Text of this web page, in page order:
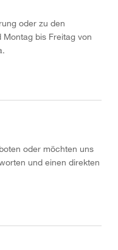
oder zu den
Montag bis Freitag von
oder möchten uns
und einen direkten